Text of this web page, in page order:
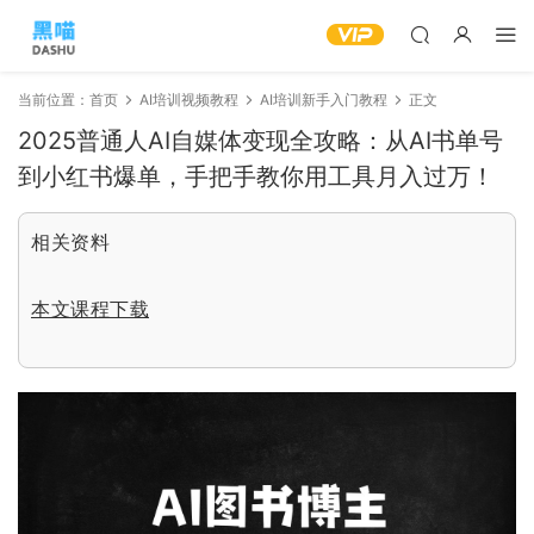
当前位置： 首页 AI培训视频教程 AI培训新手入门教程 正文
2025普通人AI自媒体变现全攻略：从AI书单号
到小红书爆单，手把手教你用工具月入过万！
相关资料
本文课程下载